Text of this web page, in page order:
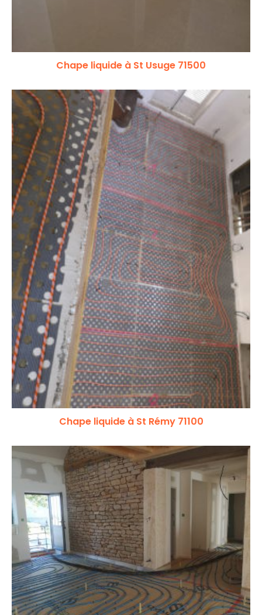
Chape liquide à St Usuge 71500
Chape liquide à St Rémy 71100